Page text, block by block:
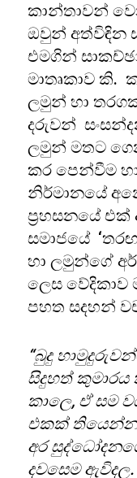
කාන්තාවන්
ඔවුන් අත්විඳින
එමගින්
මාතෘකාව කි.
ලමුන් හා
දරුවන්
ලමුන් මතට
කර පෙන්වීම
නිර්මානයේ
ප්‍රහසනයේ එක්
සමාජයේ
හා ලමුන්ගේ
ලෙස
පහත සදහන්
“බුදු
සිදුහත් කුමාරය
කාලෙ, ඒ සම
එකක් තියෙන්න
අර
දවසෙම